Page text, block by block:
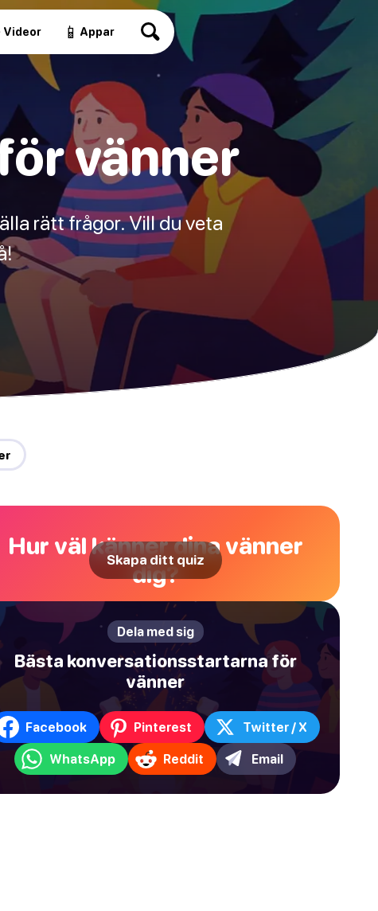
Videor 📱 Appar
vänner
rätt frågor. Vill du veta
Hur väl känner dina vänner
dig?
Skapa ditt quiz
Dela med sig
Bästa konversationsstartarna för
vänner
Facebook Pinterest Twitter / X
WhatsApp Reddit Email